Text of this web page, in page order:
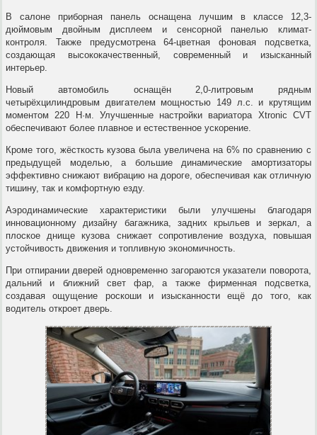
В салоне приборная панель оснащена лучшим в классе 12,3-
дюймовым двойным дисплеем и сенсорной панелью климат-
контроля. Также предусмотрена 64-цветная фоновая подсветка,
создающая высококачественный, современный и изысканный
интерьер.
Новый автомобиль оснащён 2,0-литровым рядным
четырёхцилиндровым двигателем мощностью 149 л.с. и крутящим
моментом 220 Н·м. Улучшенные настройки вариатора Xtronic CVT
обеспечивают более плавное и естественное ускорение.
Кроме того, жёсткость кузова была увеличена на 6% по сравнению с
предыдущей моделью, а большие динамические амортизаторы
эффективно снижают вибрацию на дороге, обеспечивая как отличную
тишину, так и комфортную езду.
Аэродинамические характеристики были улучшены благодаря
инновационному дизайну багажника, задних крыльев и зеркал, а
плоское днище кузова снижает сопротивление воздуха, повышая
устойчивость движения и топливную экономичность.
При отпирании дверей одновременно загораются указатели поворота,
дальний и ближний свет фар, а также фирменная подсветка,
создавая ощущение роскоши и изысканности ещё до того, как
водитель откроет дверь.